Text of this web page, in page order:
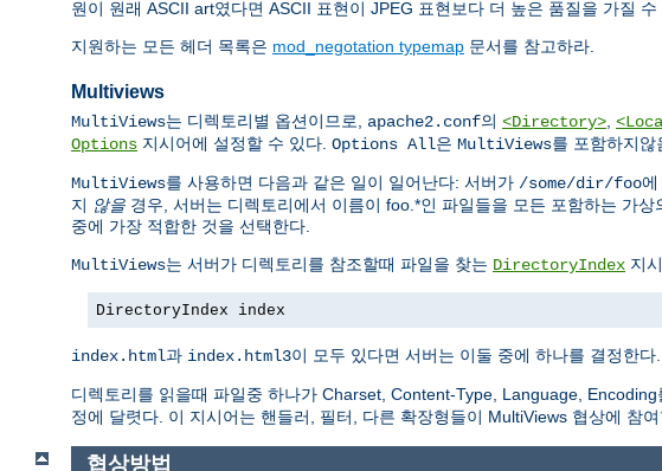
원이 원래 ASCII art였다면 ASCII 표현이 JPEG 표현보다 더 높은 품질을 가질
지원하는 모든 헤더 목록은 mod_negotation typemap 문서를 참고하라.
Multiviews
MultiViews는 디렉토리별 옵션이므로, apache2.conf의 <Directory>,
Options 지시어에 설정할 수 있다. Options All은 MultiViews를 포함하지않
MultiViews를 사용하면 다음과 같은 일이 일어난다: 서버가 /some/dir/foo에
지 않을 경우, 서버는 디렉토리에서 이름이 foo.*인 파일들을 모든 포함하는 가
중에 가장 적합한 것을 선택한다.
MultiViews는 서버가 디렉토리를 참조할때 파일을 찾는 DirectoryIndex 지
DirectoryIndex index
index.html과 index.html3이 모두 있다면 서버는 이둘 중에 하나를 결정한다
디렉토리를 읽을때 파일중 하나가 Charset, Content-Type, Language, Encoding
정에 달렷다. 이 지시어는 핸들러, 필터, 다른 확장형들이 MultiViews 협상에 참
협상방법